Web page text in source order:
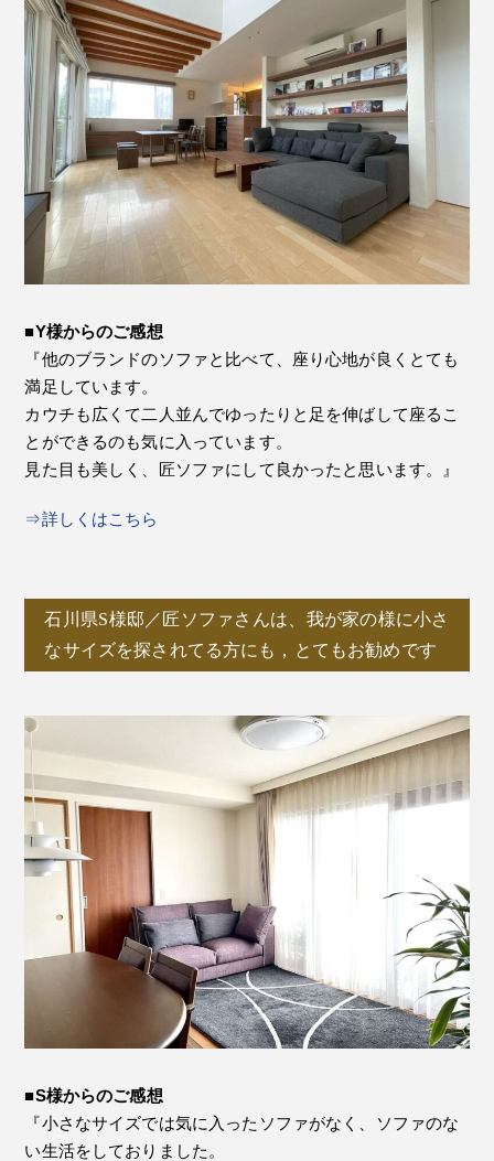
■Y様からのご感想
『他のブランドのソファと比べて、座り心地が良くとても
満足しています。
カウチも広くて二人並んでゆったりと足を伸ばして座るこ
とができるのも気に入っています。
見た目も美しく、匠ソファにして良かったと思います。』
⇒詳しくはこちら
石川県S様邸／匠ソファさんは、我が家の様に小さ
なサイズを探されてる方にも，とてもお勧めです
■S様からのご感想
『小さなサイズでは気に入ったソファがなく、ソファのな
い生活をしておりました。